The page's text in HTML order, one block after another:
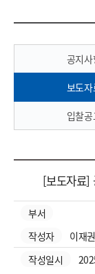
공지사
보도자
입찰
보도자료 상세
[보도자료]
부서
작성자
이재권
작성일시